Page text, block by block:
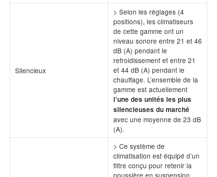
Silencieux
> Selon les réglages (4
positions), les climatiseurs
de cette gamme ont un
niveau sonore entre 21 et 46
dB (A) pendant le
refroidissement et entre 21
et 44 dB (A) pendant le
chauffage. L’ensemble de la
gamme est actuellement
l’une des unités les plus
silencieuses du marché
avec une moyenne de 23 dB
(A).
> Ce système de
climatisation est équipé d’un
filtre conçu pour retenir la
poussière en suspension